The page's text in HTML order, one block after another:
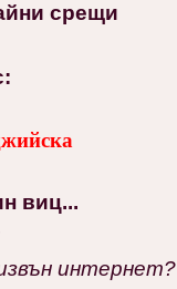
срещи
виц...
интернет?